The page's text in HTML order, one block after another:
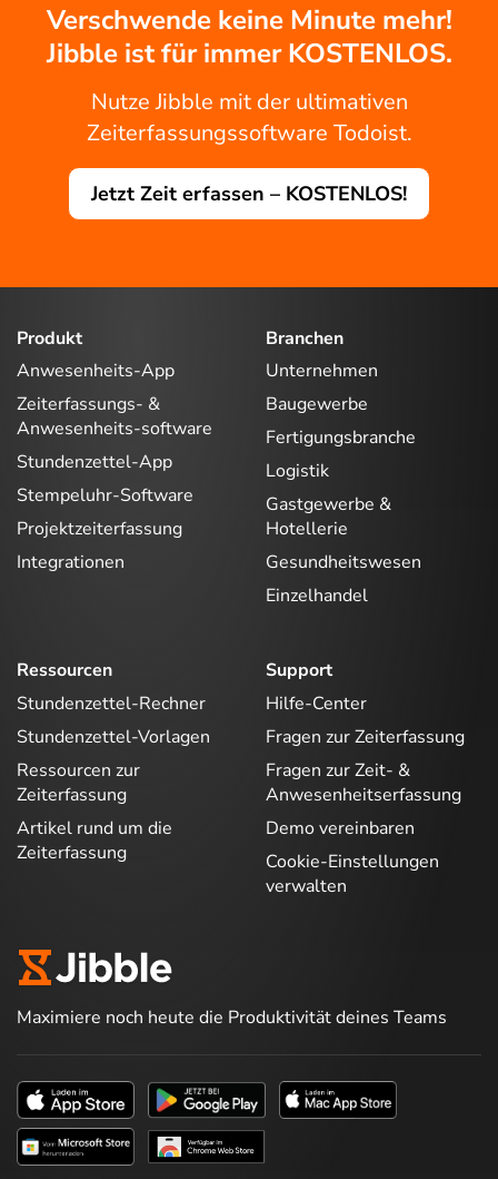
Verschwende keine Minute mehr!
Jibble ist für immer KOSTENLOS.
Nutze Jibble mit der ultimativen
Zeiterfassungssoftware Todoist.
Jetzt Zeit erfassen – KOSTENLOS!
Produkt
Anwesenheits-App
Zeiterfassungs- &
Anwesenheits-software
Stundenzettel-App
Stempeluhr-Software
Projektzeiterfassung
Integrationen
Branchen
Unternehmen
Baugewerbe
Fertigungsbranche
Logistik
Gastgewerbe &
Hotellerie
Gesundheitswesen
Einzelhandel
Ressourcen
Stundenzettel-Rechner
Stundenzettel-Vorlagen
Ressourcen zur
Zeiterfassung
Artikel rund um die
Zeiterfassung
Support
Hilfe-Center
Fragen zur Zeiterfassung
Fragen zur Zeit- &
Anwesenheitserfassung
Demo vereinbaren
Cookie-Einstellungen
verwalten
Maximiere noch heute die Produktivität deines Teams